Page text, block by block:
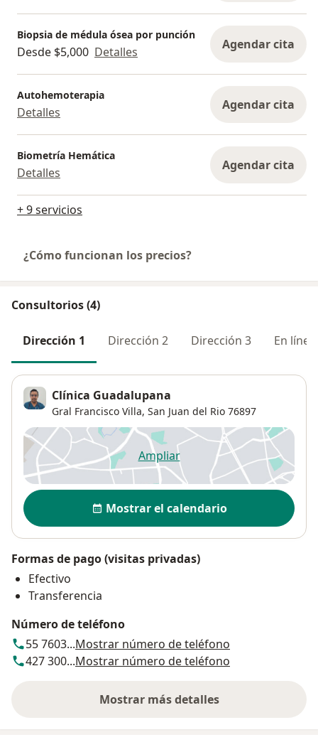
Biopsia de médula ósea por punción
Desde $5,000 Detalles Agendar cita
Autohemoterapia
Detalles Agendar cita
Biometría Hemática
Detalles Agendar cita
+ 9 servicios
¿Cómo funcionan los precios?
Consultorios (4)
Dirección 1 Dirección 2 Dirección 3 En línea
Clínica Guadalupana
Gral Francisco Villa, San Juan del Rio 76897
Ampliarse abre en una nueva
Disponibilidad
Mostrar el calendario
Formas de pago (visitas privadas)
Efectivo
Transferencia
Número de teléfono
55 7603...Mostrar número de teléfono
427 300...Mostrar número de teléfono
Mostrar más detalles
sobre la dirección